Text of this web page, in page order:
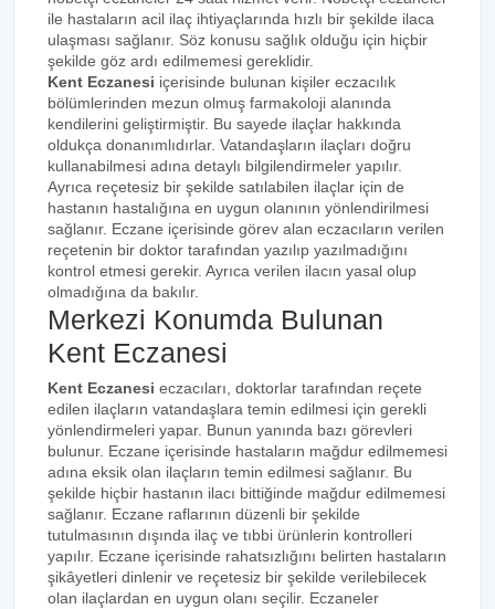
ile hastaların acil ilaç ihtiyaçlarında hızlı bir şekilde ilaca
ulaşması sağlanır. Söz konusu sağlık olduğu için hiçbir
şekilde göz ardı edilmemesi gereklidir.
Kent Eczanesi içerisinde bulunan kişiler eczacılık
bölümlerinden mezun olmuş farmakoloji alanında
kendilerini geliştirmiştir. Bu sayede ilaçlar hakkında
oldukça donanımlıdırlar. Vatandaşların ilaçları doğru
kullanabilmesi adına detaylı bilgilendirmeler yapılır.
Ayrıca reçetesiz bir şekilde satılabilen ilaçlar için de
hastanın hastalığına en uygun olanının yönlendirilmesi
sağlanır. Eczane içerisinde görev alan eczacıların verilen
reçetenin bir doktor tarafından yazılıp yazılmadığını
kontrol etmesi gerekir. Ayrıca verilen ilacın yasal olup
olmadığına da bakılır.
Merkezi Konumda Bulunan
Kent Eczanesi
Kent Eczanesi eczacıları, doktorlar tarafından reçete
edilen ilaçların vatandaşlara temin edilmesi için gerekli
yönlendirmeleri yapar. Bunun yanında bazı görevleri
bulunur. Eczane içerisinde hastaların mağdur edilmemesi
adına eksik olan ilaçların temin edilmesi sağlanır. Bu
şekilde hiçbir hastanın ilacı bittiğinde mağdur edilmemesi
sağlanır. Eczane raflarının düzenli bir şekilde
tutulmasının dışında ilaç ve tıbbi ürünlerin kontrolleri
yapılır. Eczane içerisinde rahatsızlığını belirten hastaların
şikâyetleri dinlenir ve reçetesiz bir şekilde verilebilecek
olan ilaçlardan en uygun olanı seçilir. Eczaneler